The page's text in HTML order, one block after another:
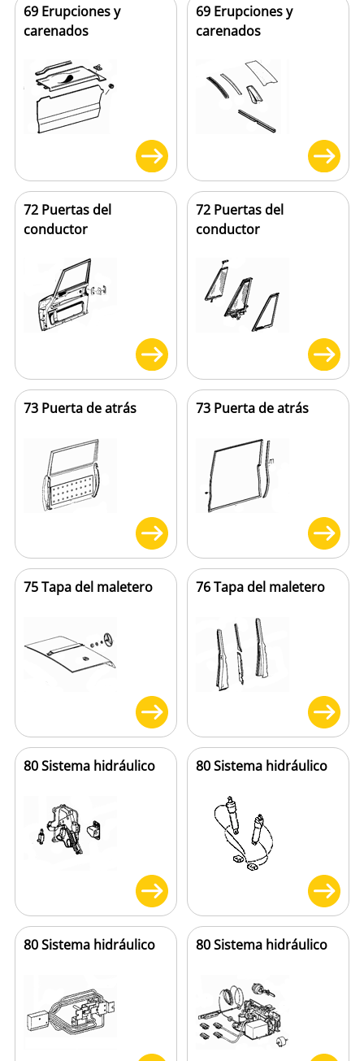
69 Erupciones y
carenados
69 Erupciones y
carenados
72 Puertas del
conductor
72 Puertas del
conductor
73 Puerta de atrás 73 Puerta de atrás
75 Tapa del maletero 76 Tapa del maletero
80 Sistema hidráulico 80 Sistema hidráulico
80 Sistema hidráulico 80 Sistema hidráulico